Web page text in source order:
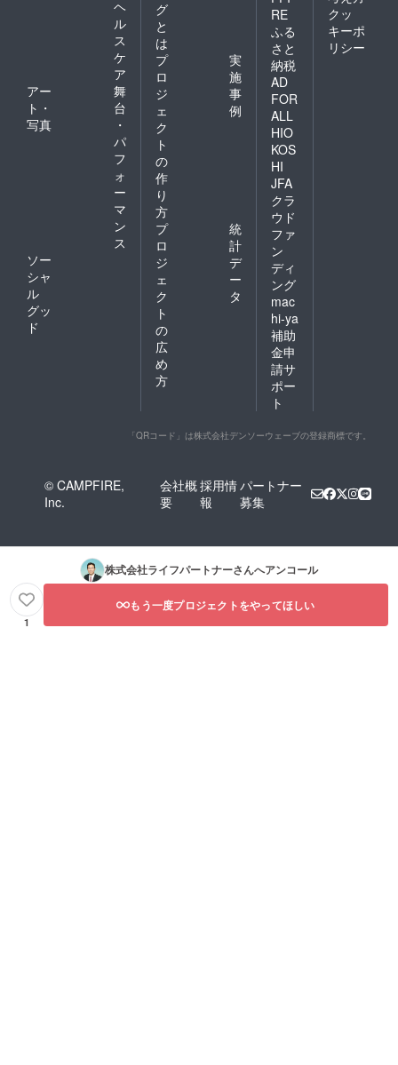
ヘ
ル
ス
ケ
ア
アー
ト・
写真
舞
台
・
パ
フ
ォ
ー
マ
ン
ス
ソー
シャ
ル
グッ
ド
グ
と
は
プ
ロ
ジ
ェ
ク
ト
の
作
り
方
実
施
事
例
プ
ロ
ジ
ェ
ク
ト
の
広
め
方
統
計
デ
ー
タ
RE
ふる
さと
納税
AD
FOR
ALL
HIO
KOS
HI
JFA
クラ
ウド
ファ
ン
ディ
ング
mac
hi-ya
補助
金申
請サ
ポー
ト
クッ
キーポ
リシー
「QRコード」は株式会社デンソーウェーブの登録商標です。
© CAMPFIRE,
Inc.
会社概
要
採用情
報
パートナー
募集
株式会社ライフパートナーさんへアンコール
1
もう一度プロジェクトをやってほしい